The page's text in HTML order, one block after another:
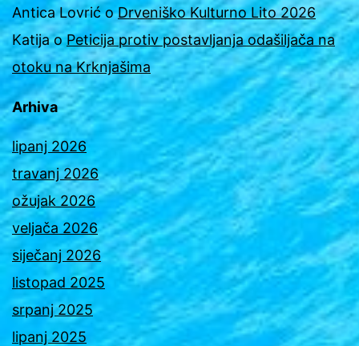
Antica LovrićoDrveniško Kulturno Lito 2026
KatijaoPeticija protiv postavljanja odašiljača na
otoku na Krknjašima
Arhiva
lipanj 2026
travanj 2026
ožujak 2026
veljača 2026
siječanj 2026
listopad 2025
srpanj 2025
lipanj 2025